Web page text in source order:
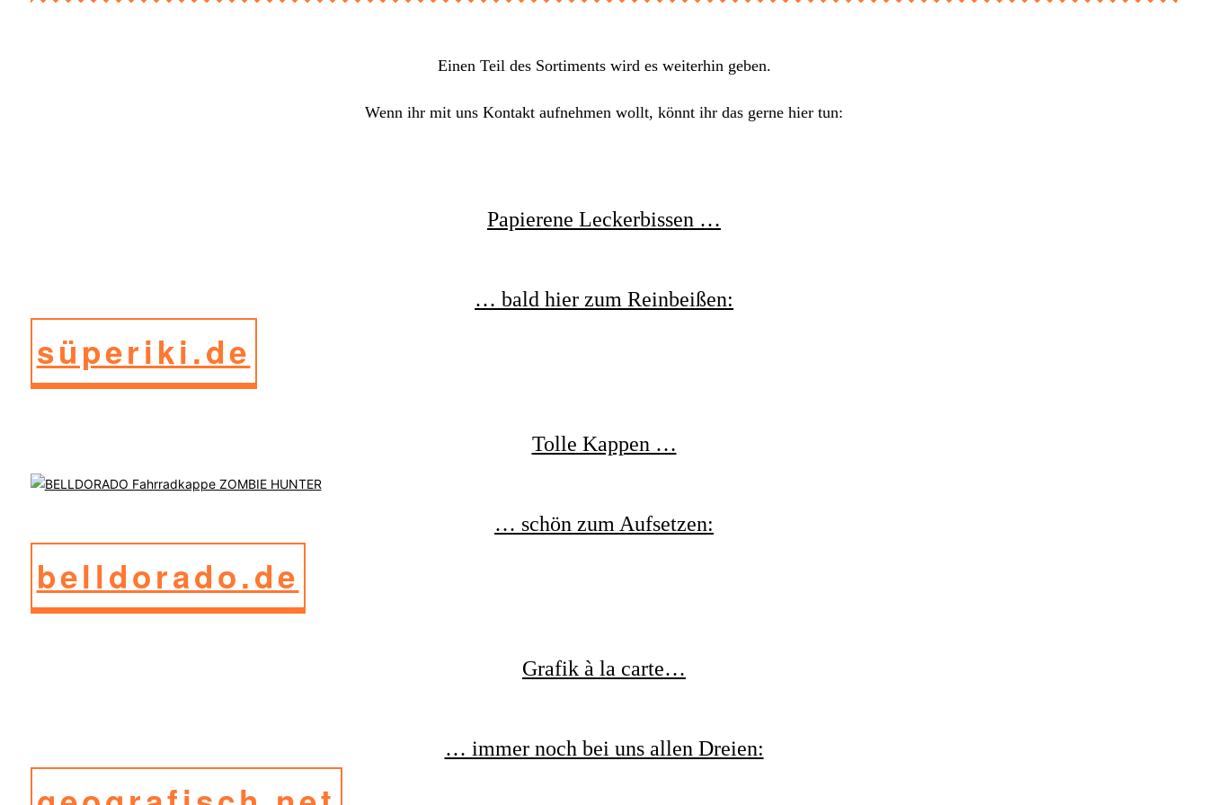
Einen Teil des Sortiments wird es weiterhin geben.
Wenn ihr mit uns Kontakt aufnehmen wollt, könnt ihr das gerne hier tun:
Papierene Leckerbissen …
… bald hier zum Reinbeißen:
süperiki.de
Tolle Kappen …
… schön zum Aufsetzen:
belldorado.de
Grafik à la carte…
… immer noch bei uns allen Dreien: